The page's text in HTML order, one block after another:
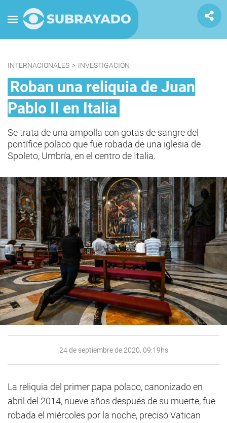
INTERNACIONALES > INVESTIGACIÓN
Roban una reliquia de Juan
Pablo II en Italia
Se trata de una ampolla con gotas de sangre del
pontífice polaco que fue robada de una iglesia de
Spoleto, Umbría, en el centro de Italia.
24 de septiembre de 2020, 09:19hs
La reliquia del primer papa polaco, canonizado en
abril del 2014, nueve años después de su muerte, fue
robada el miércoles por la noche, precisó Vatican